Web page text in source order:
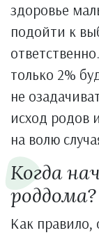
здоровье
подойти к
только 2%
не
исход родов
на волю
Когда
роддома?
Как